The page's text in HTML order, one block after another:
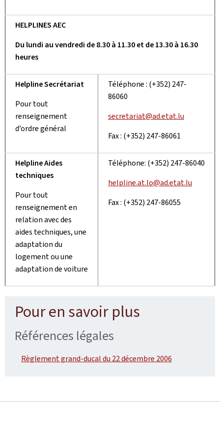
HELPLINES AEC
Du lundi au vendredi de 8.30 à 11.30 et de 13.30 à 16.30
heures
Helpline Secrétariat
Pour tout
renseignement
d’ordre général
Téléphone : (+352) 247-
86060
secretariat@ad.etat.lu
Fax : (+352) 247-86061
Helpline Aides
techniques
Pour tout
renseignement en
relation avec des
aides techniques, une
adaptation du
logement ou une
adaptation de voiture
Téléphone: (+352) 247-86040
helpline.at.lo@ad.etat.lu
Fax : (+352) 247-86055
Pour en savoir plus
Références légales
Règlement grand-ducal du 22 décembre 2006